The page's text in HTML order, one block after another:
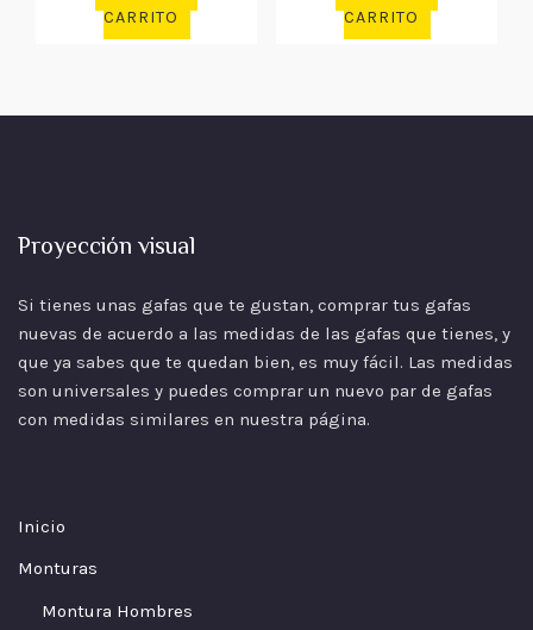
CARRITO
CARRITO
Proyección visual
Si tienes unas gafas que te gustan, comprar tus gafas
nuevas de acuerdo a las medidas de las gafas que tienes, y
que ya sabes que te quedan bien, es muy fácil. Las medidas
son universales y puedes comprar un nuevo par de gafas
con medidas similares en nuestra página.
Inicio
Monturas
Montura Hombres